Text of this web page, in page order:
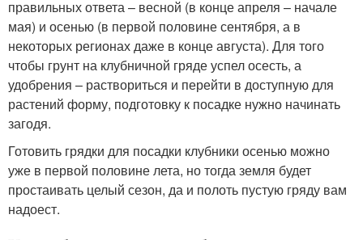
правильных ответа – весной (в конце апреля – начале
мая) и осенью (в первой половине сентября, а в
некоторых регионах даже в конце августа). Для того
чтобы грунт на клубничной гряде успел осесть, а
удобрения – раствориться и перейти в доступную для
растений форму, подготовку к посадке нужно начинать
загодя.
Готовить грядки для посадки клубники осенью можно
уже в первой половине лета, но тогда земля будет
простаивать целый сезон, да и полоть пустую гряду вам
надоест.